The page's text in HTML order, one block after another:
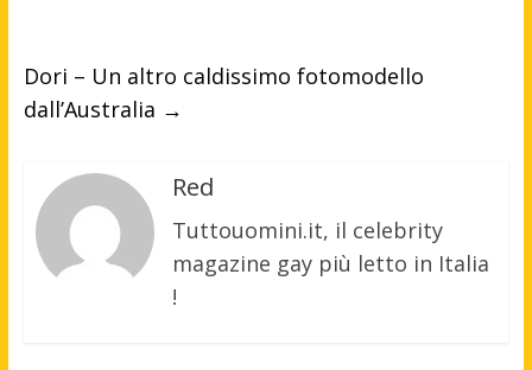
Dori – Un altro caldissimo fotomodello
dall’Australia →
Red
Tuttouomini.it, il celebrity
magazine gay più letto in Italia
!